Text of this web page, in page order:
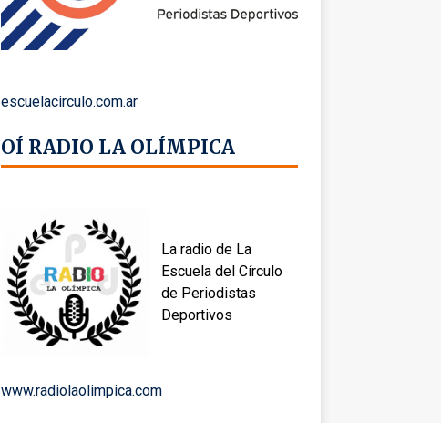
escuelacirculo.com.ar
OÍ RADIO LA OLÍMPICA
La radio de La
Escuela del Círculo
de Periodistas
Deportivos
www.radiolaolimpica.com